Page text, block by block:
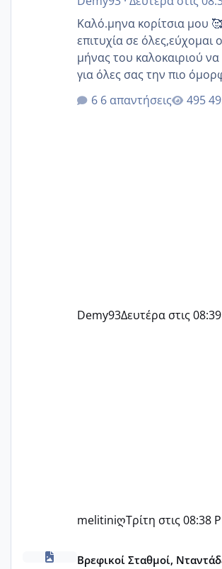
Καλό.μηνα κορίτσια μου
επιτυχία σε όλες,εύχομαι
μήνας του καλοκαιριού
για όλες σας την πιο
@Elk @Melikara86
@Zenia z @melitiniღ
6 απαντήσεις
Demy93Δευτέρα στις
melitiniღΤρίτη στις 08:38
ΠΑΙΔΙΚΟΙ ΣΤΑΘΜΟΙ ΜΕ ΕΣΠΑ
Βρεφικοί Σταθμοί,